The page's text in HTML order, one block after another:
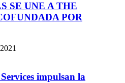
SE UNE A THE
POR
impulsan la